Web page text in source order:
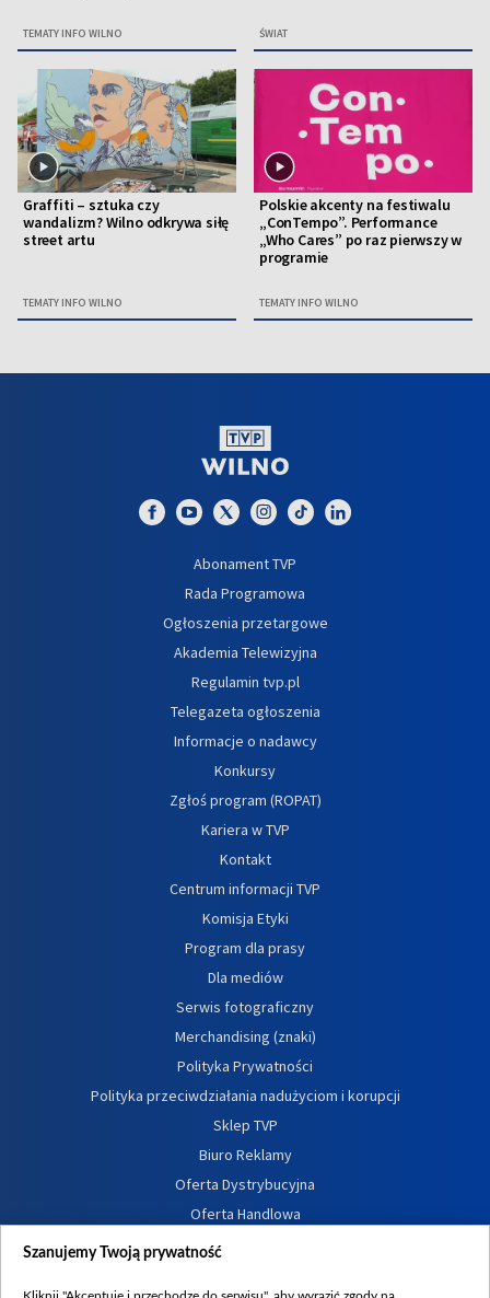
TEMATY INFO WILNO ŚWIAT
Graffiti – sztuka czy
wandalizm? Wilno odkrywa siłę
street artu
TEMATY INFO WILNO
Polskie akcenty na festiwalu
„ConTempo”. Performance
„Who Cares” po raz pierwszy w
programie
TEMATY INFO WILNO
Abonament TVP
Rada Programowa
Ogłoszenia przetargowe
Akademia Telewizyjna
Regulamin tvp.pl
Telegazeta ogłoszenia
Informacje o nadawcy
Konkursy
Zgłoś program (ROPAT)
Kariera w TVP
Kontakt
Centrum informacji TVP
Komisja Etyki
Program dla prasy
Dla mediów
Serwis fotograficzny
Merchandising (znaki)
Polityka Prywatności
Polityka przeciwdziałania nadużyciom i korupcji
Sklep TVP
Biuro Reklamy
Oferta Dystrybucyjna
Oferta Handlowa
Dostępność
Szanujemy Twoją prywatność